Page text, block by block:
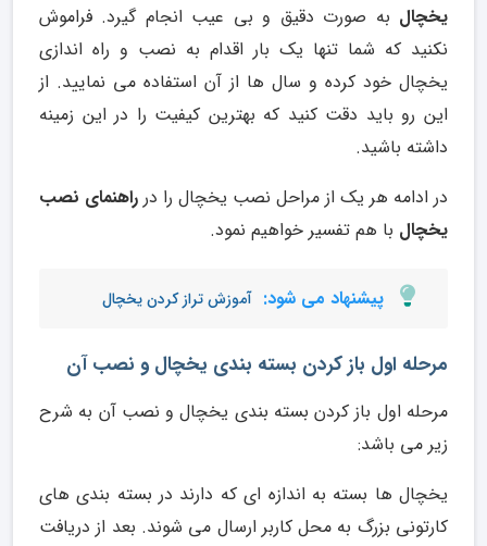
یخچال به صورت دقیق و بی عیب انجام گیرد. فراموش
نکنید که شما تنها یک بار اقدام به نصب و راه اندازی
یخچال خود کرده و سال ها از آن استفاده می نمایید. از
این رو باید دقت کنید که بهترین کیفیت را در این زمینه
داشته باشید.
در ادامه هر یک از مراحل نصب یخچال را در راهنمای نصب
یخچال با هم تفسیر خواهیم نمود.
پیشنهاد می شود: آموزش تراز کردن یخچال
مرحله اول باز کردن بسته بندی یخچال و نصب آن
مرحله اول باز کردن بسته بندی یخچال و نصب آن به شرح
زیر می باشد:
یخچال ها بسته به اندازه ای که دارند در بسته بندی های
کارتونی بزرگ به محل کاربر ارسال می شوند. بعد از دریافت